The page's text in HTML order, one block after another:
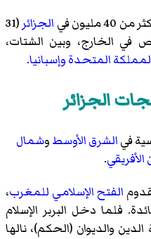
في الجزائر (31
الخارج، وبين الشتات،
المتحدةوإسبانيا.
الجزائر
فيالشرق الأوسطوشمال
الأفريقي.
الفتح الإسلامي للمغرب،
فلما دخل البربر الإسلام
والديوان (الحكم)، نالها